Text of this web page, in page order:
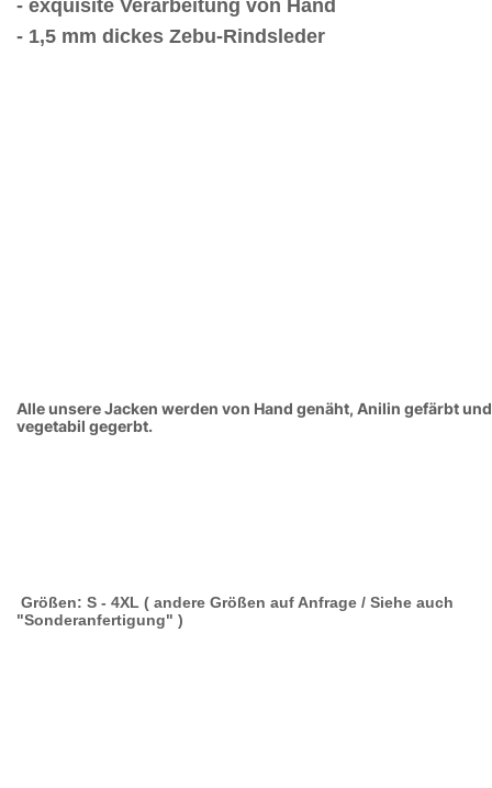
- exquisite Verarbeitung von Hand
- 1,5 mm dickes Zebu-Rindsleder
Alle unsere Jacken werden von Hand genäht, Anilin gefärbt und
vegetabil gegerbt.
Größen: S - 4XL ( andere Größen auf Anfrage / Siehe auch
"Sonderanfertigung" )